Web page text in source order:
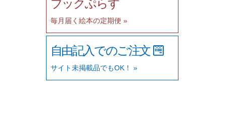
ブックぷらす
毎月届く絵本の定期便 »
自由記入でのご注文
サイト未掲載品でもOK！ »